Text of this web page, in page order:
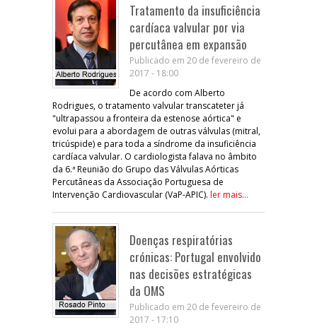
Tratamento da insuficiência
cardíaca valvular por via
percutânea em expansão
Publicado em 20 de fevereiro de
2017 - 18:00
De acordo com Alberto
Rodrigues, o tratamento valvular transcateter já
"ultrapassou a fronteira da estenose aórtica" e
evolui para a abordagem de outras válvulas (mitral,
tricúspide) e para toda a síndrome da insuficiência
cardíaca valvular. O cardiologista falava no âmbito
da 6.ª Reunião do Grupo das Válvulas Aórticas
Percutâneas da Associação Portuguesa de
Intervenção Cardiovascular (VaP-APIC). ler mais...
Doenças respiratórias
crónicas: Portugal envolvido
nas decisões estratégicas
da OMS
Publicado em 20 de fevereiro de
2017 - 17:10